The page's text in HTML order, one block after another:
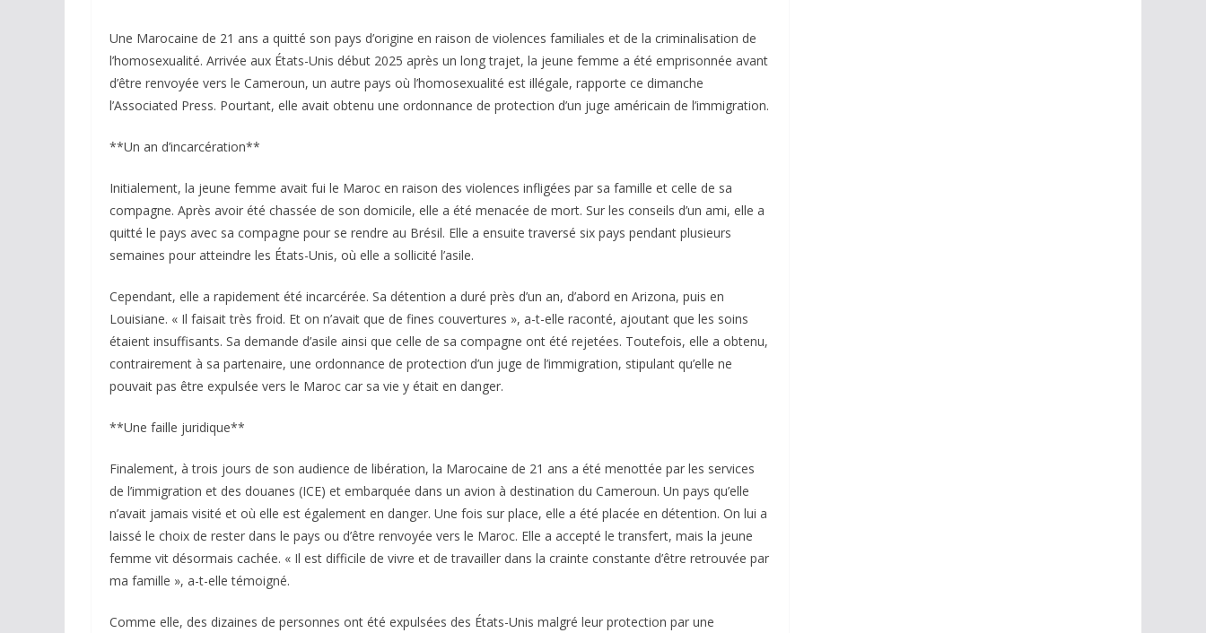
Une Marocaine de 21 ans a quitté son pays d’origine en raison de violences familiales et de la criminalisation de
l’homosexualité. Arrivée aux États-Unis début 2025 après un long trajet, la jeune femme a été emprisonnée avant
d’être renvoyée vers le Cameroun, un autre pays où l’homosexualité est illégale, rapporte ce dimanche
l’Associated Press. Pourtant, elle avait obtenu une ordonnance de protection d’un juge américain de l’immigration.
**Un an d’incarcération**
Initialement, la jeune femme avait fui le Maroc en raison des violences infligées par sa famille et celle de sa
compagne. Après avoir été chassée de son domicile, elle a été menacée de mort. Sur les conseils d’un ami, elle a
quitté le pays avec sa compagne pour se rendre au Brésil. Elle a ensuite traversé six pays pendant plusieurs
semaines pour atteindre les États-Unis, où elle a sollicité l’asile.
Cependant, elle a rapidement été incarcérée. Sa détention a duré près d’un an, d’abord en Arizona, puis en
Louisiane. « Il faisait très froid. Et on n’avait que de fines couvertures », a-t-elle raconté, ajoutant que les soins
étaient insuffisants. Sa demande d’asile ainsi que celle de sa compagne ont été rejetées. Toutefois, elle a obtenu,
contrairement à sa partenaire, une ordonnance de protection d’un juge de l’immigration, stipulant qu’elle ne
pouvait pas être expulsée vers le Maroc car sa vie y était en danger.
**Une faille juridique**
Finalement, à trois jours de son audience de libération, la Marocaine de 21 ans a été menottée par les services
de l’immigration et des douanes (ICE) et embarquée dans un avion à destination du Cameroun. Un pays qu’elle
n’avait jamais visité et où elle est également en danger. Une fois sur place, elle a été placée en détention. On lui a
laissé le choix de rester dans le pays ou d’être renvoyée vers le Maroc. Elle a accepté le transfert, mais la jeune
femme vit désormais cachée. « Il est difficile de vivre et de travailler dans la crainte constante d’être retrouvée par
ma famille », a-t-elle témoigné.
Comme elle, des dizaines de personnes ont été expulsées des États-Unis malgré leur protection par une